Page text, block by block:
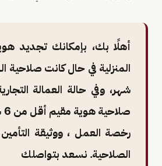
أهلًا بك، بإمكانك تجديد
شهر، وفي حالة العمالة
رخصة العمل ، ووثيقة
الصلاحية. نسعد بتواصلك